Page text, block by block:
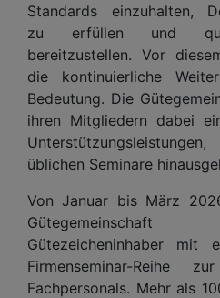
Standards einzuhalten,
zu erfüllen und
bereitzustellen. Vor
die kontinuierliche
Bedeutung. Die
ihren Mitgliedern dabei
üblichen Seminare
Von Januar bis März
Gütezeicheninhaber mit
Firmenseminar-Reihe
Fachpersonals. Mehr als